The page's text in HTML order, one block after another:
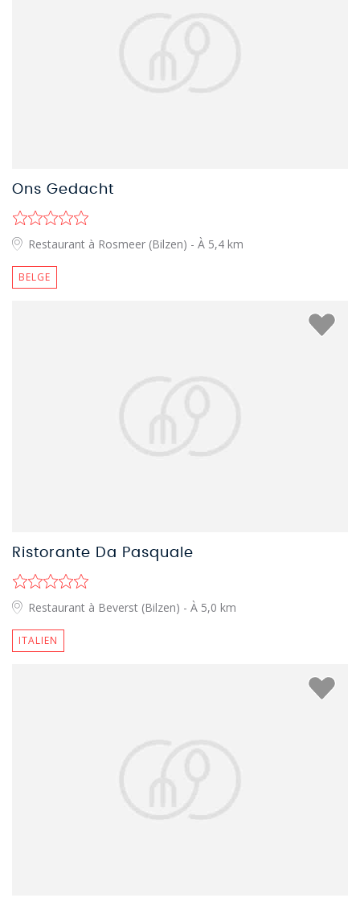
Ons Gedacht
Restaurant à Rosmeer (Bilzen) - À 5,4 km
BELGE
Ristorante Da Pasquale
Restaurant à Beverst (Bilzen) - À 5,0 km
ITALIEN